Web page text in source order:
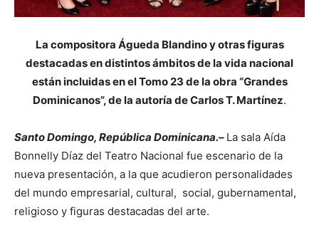
La compositora Águeda Blandino y otras figuras
destacadas en distintos ámbitos de la vida nacional
están incluidas en el Tomo 23 de la obra “Grandes
Dominicanos”, de la autoría de Carlos T. Martínez.
Santo Domingo, República Dominicana.– La sala Aída
Bonnelly Díaz del Teatro Nacional fue escenario de la
nueva presentación, a la que acudieron personalidades
del mundo empresarial, cultural, social, gubernamental,
religioso y figuras destacadas del arte.